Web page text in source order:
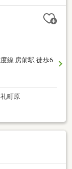
線 房前駅 徒歩6
町原